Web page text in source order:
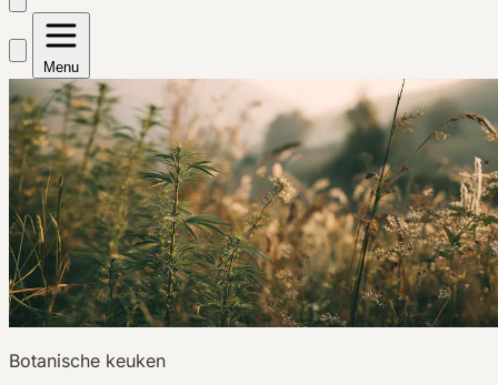
Menu
Botanische keuken